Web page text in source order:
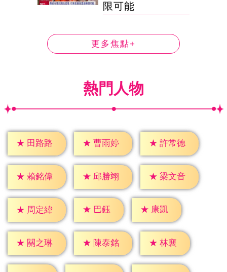
限可能
更多焦點+
熱門人物
★ 田路路 ★ 曹雨婷 ★ 許常德
★ 賴銘偉 ★ 邱勝翊 ★ 梁文音
★ 周定緯 ★ 巴鈺 ★ 康凱
★ 關之琳 ★ 陳泰銘 ★ 林襄